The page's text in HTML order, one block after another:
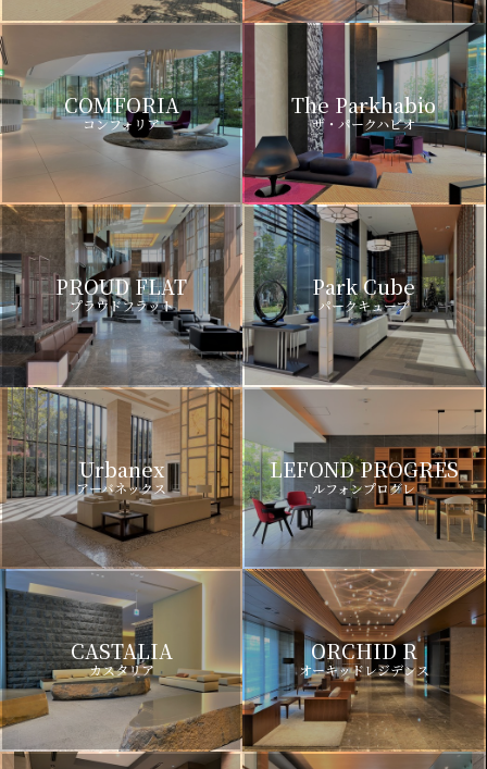
COMFORIA
コンフォリア
The Parkhabio
ザ・パークハビオ
PROUD FLAT
プラウドフラット
Park Cube
パークキューブ
Urbanex
アーバネックス
LEFOND PROGRES
ルフォンプログレ
CASTALIA
カスタリア
ORCHID R
オーキッドレジデンス